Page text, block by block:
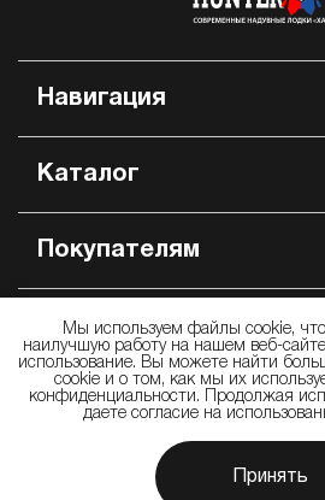
Навигация
Каталог
Покупателям
Контакты
© 2009 —
ООО «Производственно
производство и продажа
Дизайн и разработка сайта:
Мы используем файлы cookie,
наилучшую работу на нашем веб-
использование. Вы можете найти
cookie и о том, как мы их
конфиденциальности. Продолжая
даете согласие на
Принять